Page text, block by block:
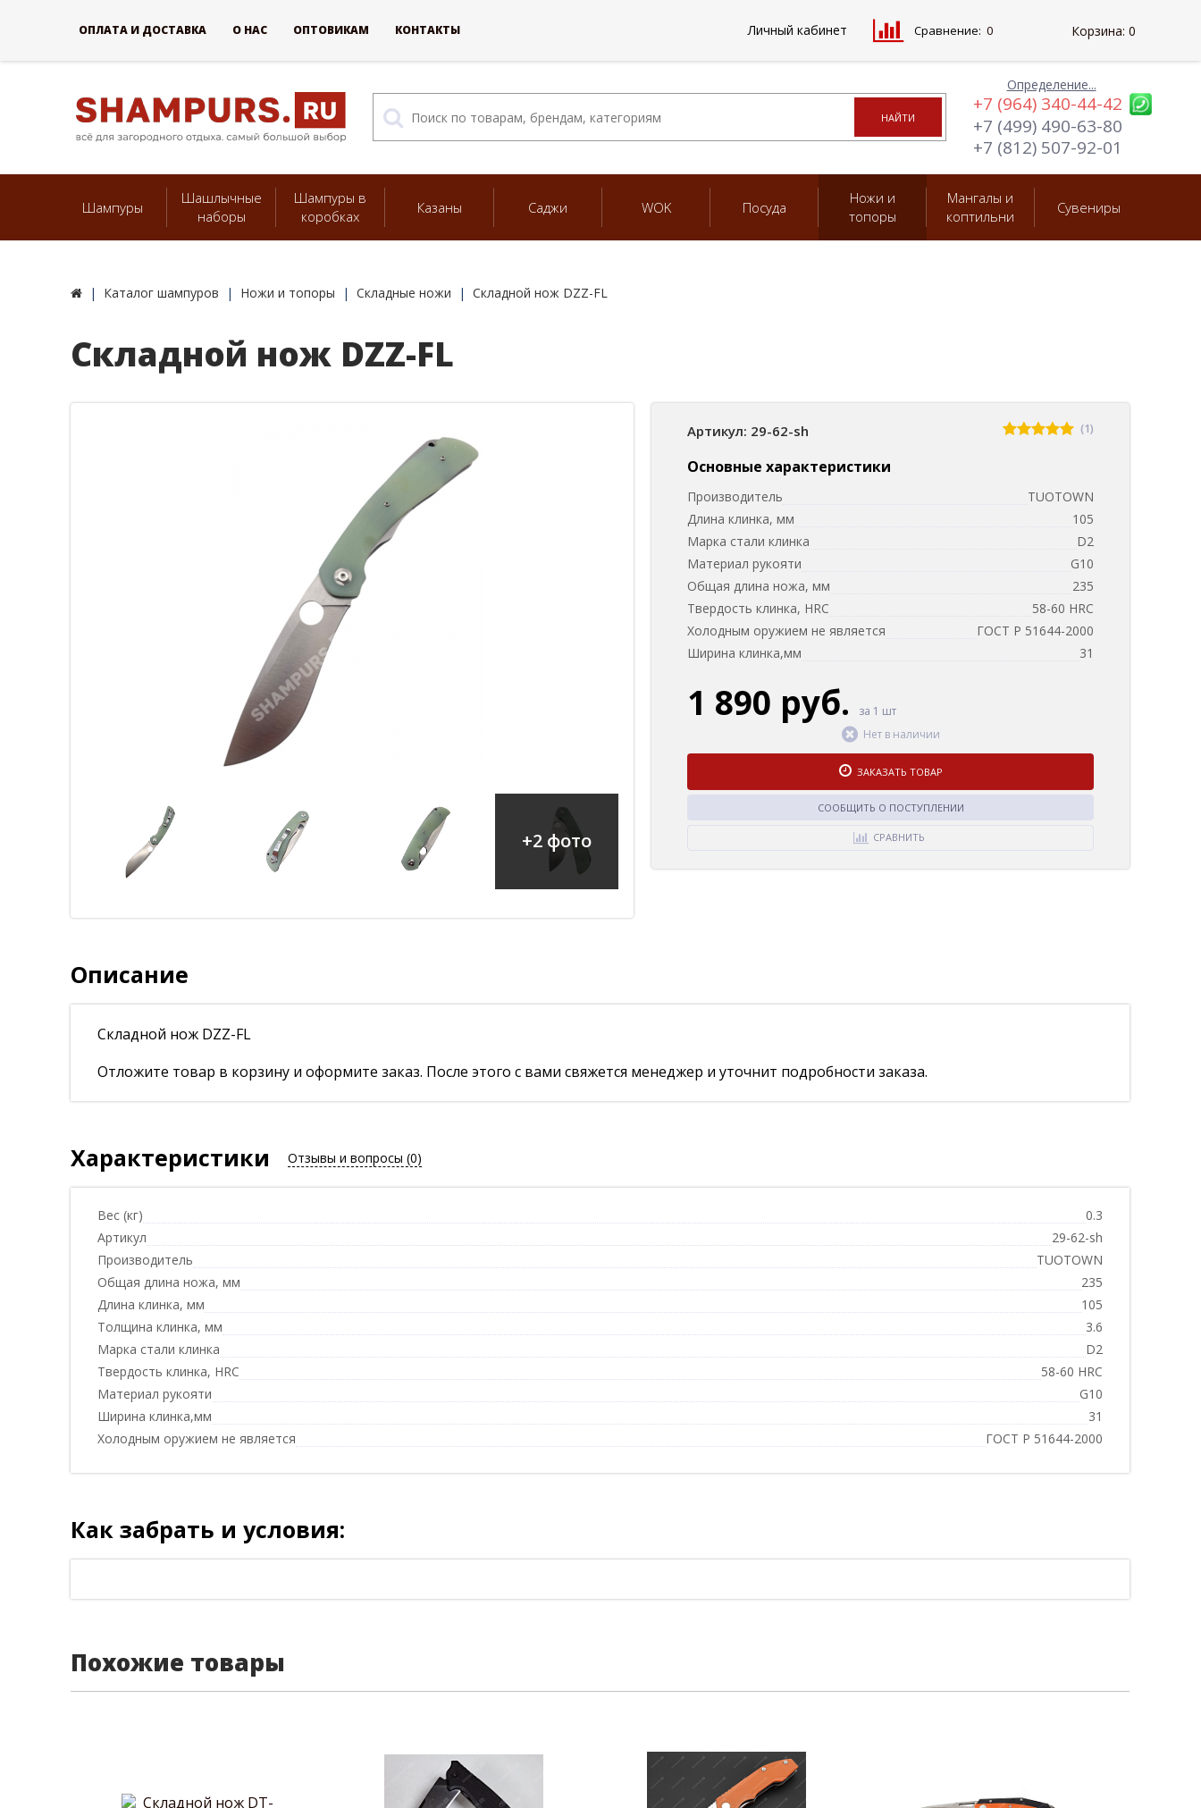
Определение...
+7 (964) 340-44-42
+7 (499) 490-63-80
+7 (812) 507-92-01
Шампуры
Шашлычные
наборы
Шампуры в
коробках
Казаны Саджи WOK Посуда
Ножи и
топоры
Мангалы и
коптильни
Сувениры
Каталог шампуров Ножи и топоры Складные ножи Складной нож DZZ-FL
Складной нож DZZ-FL
+2 фото
Артикул: 29-62-sh (1)
Основные характеристики
Производитель
TUOTOWN
Длина клинка, мм
105
Марка стали клинка
D2
Материал рукояти
G10
Общая длина ножа, мм
235
Твердость клинка, HRC
58-60 HRC
Холодным оружием не является
ГОСТ Р 51644-2000
Ширина клинка,мм
31
1 890 руб.
за 1 шт
Нет в наличии
ЗАКАЗАТЬ ТОВАР
СООБЩИТЬ О ПОСТУПЛЕНИИ
СРАВНИТЬ
Описание
Складной нож DZZ-FL
Отложите товар в корзину и оформите заказ. После этого с вами свяжется менеджер и уточнит подробности заказа.
Характеристики Отзывы и вопросы (0)
Вес (кг)
0.3
Артикул
29-62-sh
Производитель
TUOTOWN
Общая длина ножа, мм
235
Длина клинка, мм
105
Толщина клинка, мм
3.6
Марка стали клинка
D2
Твердость клинка, HRC
58-60 HRC
Материал рукояти
G10
Ширина клинка,мм
31
Холодным оружием не является
ГОСТ Р 51644-2000
Как забрать и условия:
Похожие товары
ОПЛАТА И ДОСТАВКА О НАС ОПТОВИКАМ КОНТАКТЫ Личный кабинет Сравнение: 0 Корзина: 0